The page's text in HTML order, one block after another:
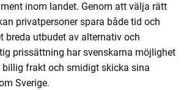
inom landet. Genom att välja rätt
privatpersoner spara både tid och
breda utbudet av alternativ och
prissättning har svenskarna möjlighet
billig frakt och smidigt skicka sina
Sverige.